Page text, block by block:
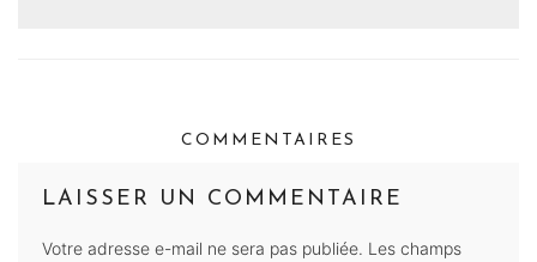
COMMENTAIRES
LAISSER UN COMMENTAIRE
Votre adresse e-mail ne sera pas publiée. Les champs